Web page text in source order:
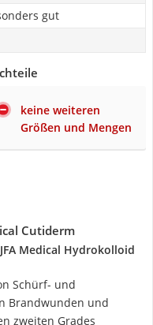
gut
keine weiteren
Größen und Mengen
Cutiderm
Medical Hydrokolloid
Schürf- und
Brandwunden und
zweiten Grades